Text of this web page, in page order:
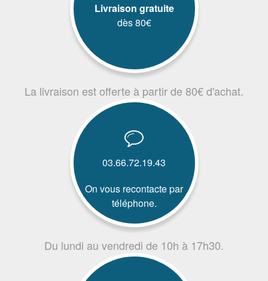
Livraison gratuite
dès 80€
La livraison est offerte à partir de 80€ d'achat.
03.66.72.19.43
On vous recontacte par
téléphone.
Du lundi au vendredi de 10h à 17h30.